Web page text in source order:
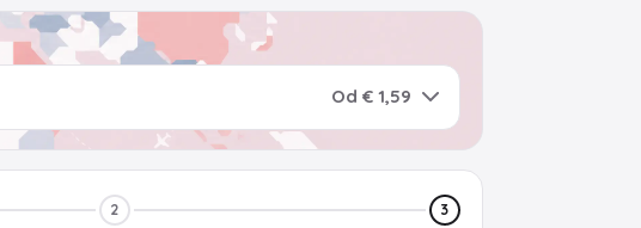
Od € 1,59
2 3